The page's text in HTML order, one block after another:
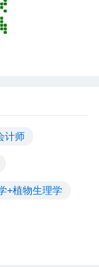
计师
+植物生理学